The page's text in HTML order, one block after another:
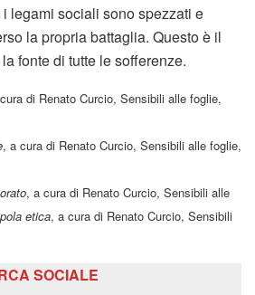
legami sociali sono spezzati e
la propria battaglia. Questo è il
fonte di tutte le sofferenze.
di Renato Curcio, Sensibili alle foglie,
, a cura di Renato Curcio, Sensibili alle foglie,
, a cura di Renato Curcio, Sensibili alle
etica, a cura di Renato Curcio, Sensibili
SOCIALE